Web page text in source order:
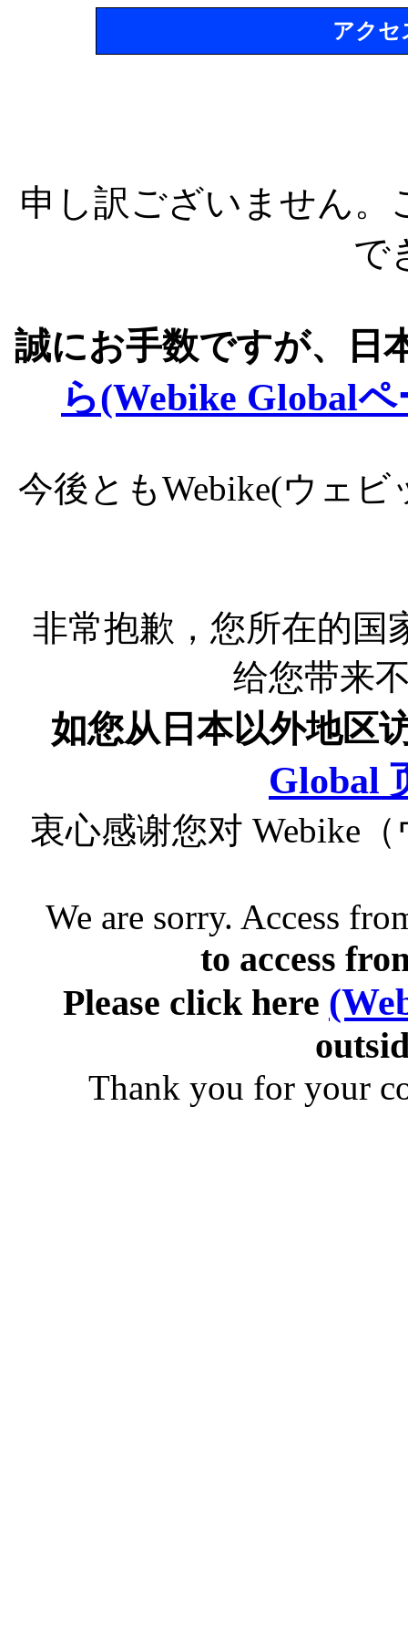
アクセ
申し訳ございません
で
誠にお手数ですが、日
ら(Webike Global
今後ともWebike(ウェ
非常抱歉，您所在的国
给您带来
如您从日本以外地区
Global
衷心感谢您对 Webike
We are sorry. Access
to access
Please click here
Thank you for your